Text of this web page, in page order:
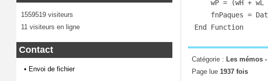
1559519 visiteurs
11 visiteurs en ligne
Contact
• Envoi de fichier
End Function
Catégorie : Les mémos -
Page lue 1937 fois